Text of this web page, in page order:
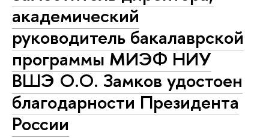
академический
руководитель бакалаврской
программы МИЭФ НИУ
ВШЭ О.О. Замков удостоен
благодарности Президента
России